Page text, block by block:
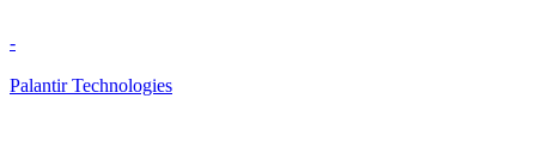
-
Palantir Technologies